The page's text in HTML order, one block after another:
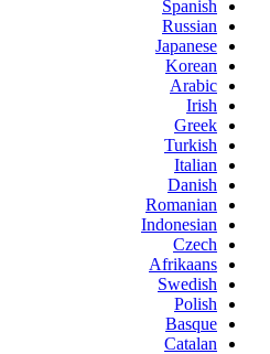
Spanish
Russian
Japanese
Korean
Arabic
Irish
Greek
Turkish
Italian
Danish
Romanian
Indonesian
Czech
Afrikaans
Swedish
Polish
Basque
Catalan